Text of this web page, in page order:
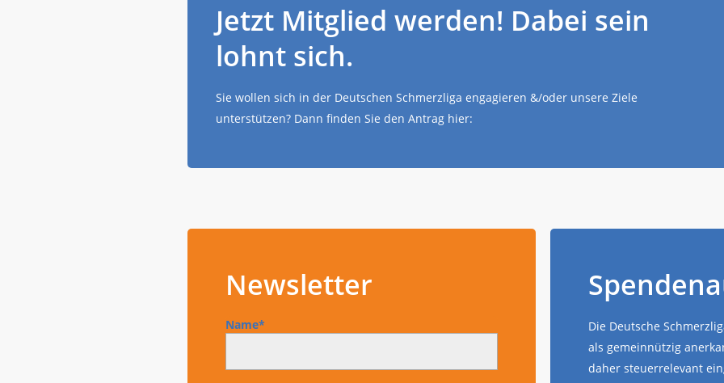
Jetzt Mitglied werden! Dabei sein
lohnt sich.
Sie wollen sich in der Deutschen Schmerzliga engagieren &/oder unsere Ziele
unterstützen? Dann finden Sie den Antrag hier:
Newsletter
Name*
Die Deutsche
als gemeinnützig
daher steuerrelevant